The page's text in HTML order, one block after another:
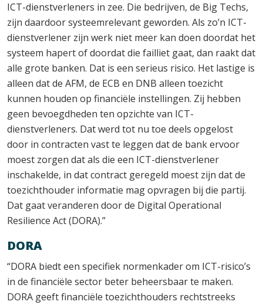
ICT-dienstverleners in zee. Die bedrijven, de Big Techs,
zijn daardoor systeemrelevant geworden. Als zo’n ICT-
dienstverlener zijn werk niet meer kan doen doordat het
systeem hapert of doordat die failliet gaat, dan raakt dat
alle grote banken. Dat is een serieus risico. Het lastige is
alleen dat de AFM, de ECB en DNB alleen toezicht
kunnen houden op financiële instellingen. Zij hebben
geen bevoegdheden ten opzichte van ICT-
dienstverleners. Dat werd tot nu toe deels opgelost
door in contracten vast te leggen dat de bank ervoor
moest zorgen dat als die een ICT-dienstverlener
inschakelde, in dat contract geregeld moest zijn dat de
toezichthouder informatie mag opvragen bij die partij.
Dat gaat veranderen door de Digital Operational
Resilience Act (DORA).”
DORA
“DORA biedt een specifiek normenkader om ICT-risico’s
in de financiële sector beter beheersbaar te maken.
DORA geeft financiële toezichthouders rechtstreeks